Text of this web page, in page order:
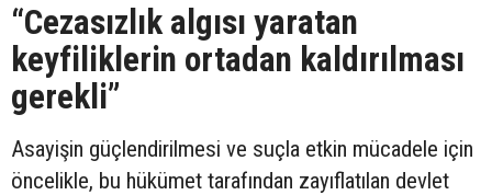
“Cezasızlık algısı yaratan
keyfiliklerin ortadan kaldırılması
gerekli”
Asayişin güçlendirilmesi ve suçla etkin mücadele için
öncelikle, bu hükümet tarafından zayıflatılan devlet